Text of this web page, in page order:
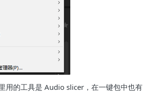
用的工具是 Audio slicer，在一键包中也有